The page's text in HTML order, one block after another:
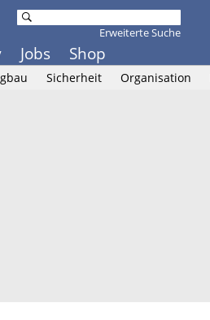
Jobs Shop
Erweiterte Suche
Sicherheit Organisation